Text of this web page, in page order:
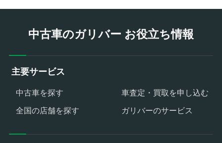
中古車のガリバー お役立ち情報
主要サービス
中古車を探す
車査定・買取を申し込む
全国の店舗を探す
ガリバーのサービス